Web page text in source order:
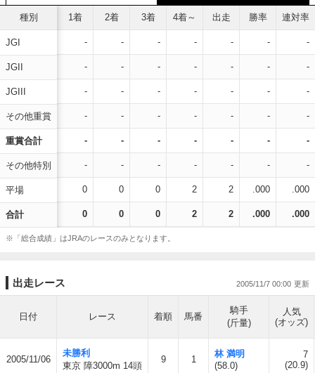
種別
JGI
JGII
JGIII
その他重賞
重賞合計
その他特別
平場
合計
1着 2着 3着 4着～ 出走 勝率 連対率
- - - - - - -
- - - - - - -
- - - - - - -
- - - - - - -
- - - - - - -
- - - - - - -
0 0 0 2 2 .000 .000
0 0 0 2 2 .000 .000
※「総合成績」はJRAのレースのみとなります。
出走レース 2005/11/7 00:00
日付 レース 着順 馬番
騎手
(斤量)
人気
(オッズ)
2005/11/06
未勝利
東京 障3000m 14頭
9 1
林 満明
(58.0)
7
(20.9)